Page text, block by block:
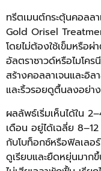
ทรีตเมนต์กระตุ้นคอลล
Gold Orisel
โดยไม่ต้องใช้เข็มหรือ
อัลตราซาวด์หรือไมโค
สร้างคอลลาเจนและอิ
และริ้วรอยดูตื้นลงอย่า
ผลลัพธ์เริ่มเห็นได้ใน
เดือน อยู่ได้เฉลี่ย
กับโบท็อกซ์หรือฟิลเลอ
ดูเรียบและยืดหยุ่นมาก